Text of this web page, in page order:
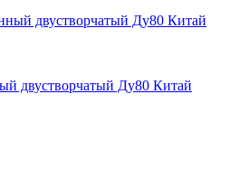
двустворчатый Ду80 Китай